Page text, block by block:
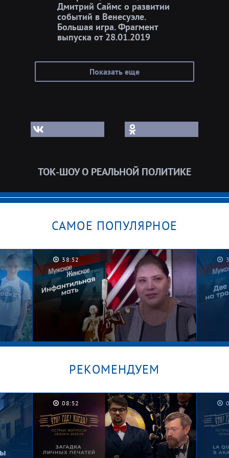
Дмитрий Саймс о развитии
событий в Венесуэле.
Большая игра. Фрагмент
выпуска от 28.01.2019
Показать еще
ТОК-ШОУ О РЕАЛЬНОЙ ПОЛИТИКЕ
САМОЕ ПОПУЛЯРНОЕ
38:52
Безусловная жизнь. Мужское /
Женское
РЕКОМЕНДУЕМ
08:52